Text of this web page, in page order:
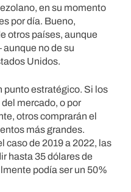
en su momento
por día. Bueno,
otros países, aunque
no de su
Unidos.
punto estratégico. Si los
mercado, o por
otros comprarán el
más grandes.
caso de 2019 a 2022, las
hasta 35 dólares de
podía ser un 50%